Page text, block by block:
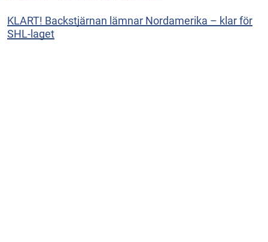
KLART! Backstjärnan lämnar Nordamerika – klar för
SHL-laget